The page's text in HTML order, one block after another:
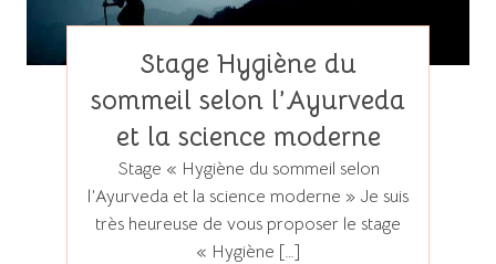
Stage Hygiène du
sommeil selon l’Ayurveda
et la science moderne
Stage « Hygiène du sommeil selon
l’Ayurveda et la science moderne » Je suis
très heureuse de vous proposer le stage
« Hygiène […]